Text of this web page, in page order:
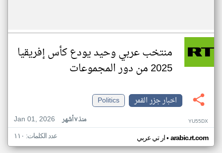
منتخب عربي وحيد يودع كأس إفريقيا
2025 من دور المجموعات
اخبار جزر القمر
Politics
Jan 01, 2026
منذ ٧ أشهر YU55DX
ار تي عربي• arabic.rt.com عدد الكلمات: ١١٠